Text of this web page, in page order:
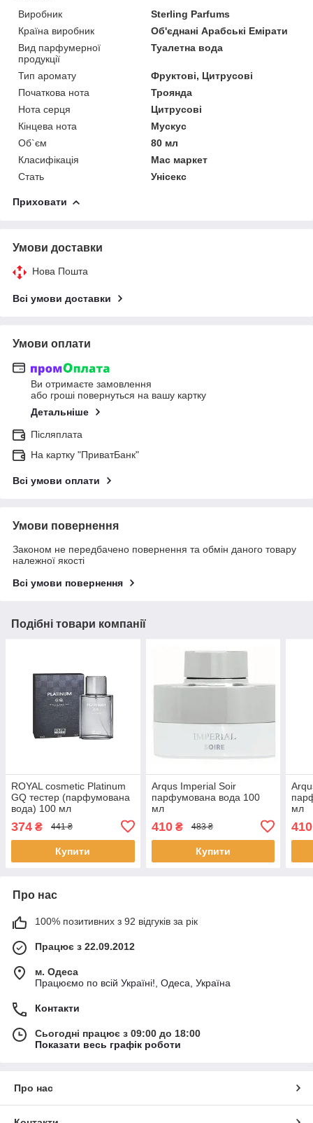
Виробник
Sterling Parfums
Країна виробник
Об'єднані Арабські Емірати
Вид парфумерної
продукції
Туалетна вода
Тип аромату
Фруктові, Цитрусові
Початкова нота
Троянда
Нота серця
Цитрусові
Кінцева нота
Мускус
Об`єм
80 мл
Класифікація
Мас маркет
Стать
Унісекс
Приховати
Умови доставки
Нова Пошта
Всі умови доставки
Умови оплати
Ви отримаєте замовлення
або гроші повернуться на вашу картку
Детальніше
Післяплата
На картку "ПриватБанк"
Всі умови оплати
Умови повернення
Законом не передбачено повернення та обмін даного товару
належної якості
Всі умови повернення
Подібні товари компанії
ROYAL cosmetic Platinum
GQ тестер (парфумована
вода) 100 мл
374 ₴ 441 ₴
Купити
Arqus Imperial Soir
парфумована вода 100
мл
410₴ 483 ₴
Купити
мл
410
Про нас
100% позитивних з 92 відгуків за рік
Працює з 22.09.2012
м. Одеса
Працюємо по всій Україні!, Одеса, Україна
Контакти
Сьогодні працює з 09:00 до 18:00
Показати весь графік роботи
Про нас